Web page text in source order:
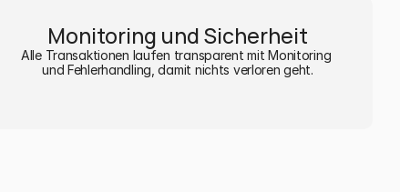
Monitoring und Sicherheit
Alle Transaktionen laufen transparent mit Monitoring
und Fehlerhandling, damit nichts verloren geht.